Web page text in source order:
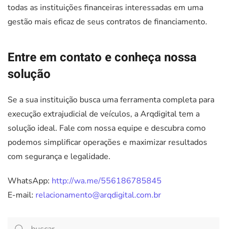
todas as instituições financeiras interessadas em uma
gestão mais eficaz de seus contratos de financiamento.
Entre em contato e conheça nossa
solução
Se a sua instituição busca uma ferramenta completa para
execução extrajudicial de veículos, a Arqdigital tem a
solução ideal. Fale com nossa equipe e descubra como
podemos simplificar operações e maximizar resultados
com segurança e legalidade.
WhatsApp: http://wa.me/556186785845
E-mail: relacionamento@arqdigital.com.br